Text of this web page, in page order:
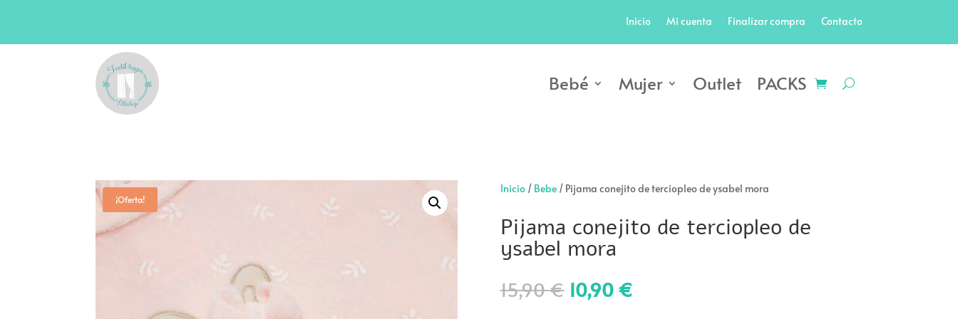
Inicio Mi cuenta Finalizar compra Contacto
Bebé Mujer Outlet PACKS
¡Oferta!
Inicio/ Bebe/ Pijama conejito de terciopleo de ysabel mora
Pijama conejito de terciopleo de
ysabel mora
15,90€ El
precio
10,90€